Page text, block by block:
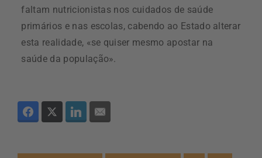
faltam nutricionistas nos cuidados de saúde
primários e nas escolas, cabendo ao Estado alterar
esta realidade, «se quiser mesmo apostar na
saúde da população».